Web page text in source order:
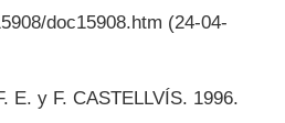
doc15908.htm (24-04-
E. y F. CASTELLVÍS. 1996.